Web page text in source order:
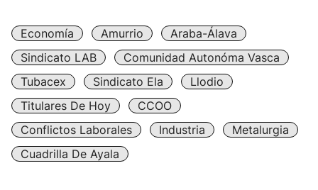
Economía Amurrio
Araba-Álava
Sindicato LAB
Comunidad Autonóma Vasca
Tubacex
Sindicato Ela
Llodio
Titulares De Hoy
CCOO
Conflictos Laborales
Industria
Metalurgia
Cuadrilla De Ayala